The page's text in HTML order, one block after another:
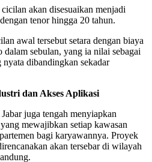
akan disesuaikan menjadi
tenor hingga 20 tahun.
awal tersebut setara dengan biaya
dalam sebulan, yang ia nilai sebagai
dibandingkan sekadar
dan Akses Aplikasi
juga tengah menyiapkan
mewajibkan setiap kawasan
bagi karyawannya. Proyek
akan tersebar di wilayah